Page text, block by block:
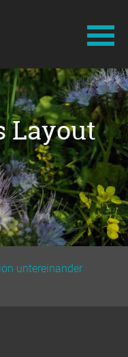
Layout
untereinander